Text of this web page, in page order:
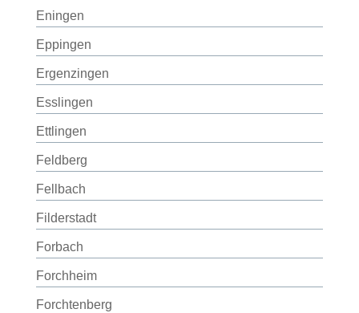
Eningen
Eppingen
Ergenzingen
Esslingen
Ettlingen
Feldberg
Fellbach
Filderstadt
Forbach
Forchheim
Forchtenberg